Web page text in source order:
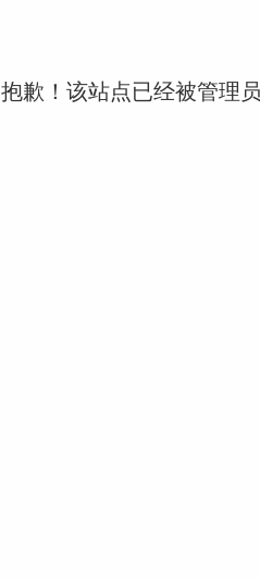
抱歉！该站点已经被管理